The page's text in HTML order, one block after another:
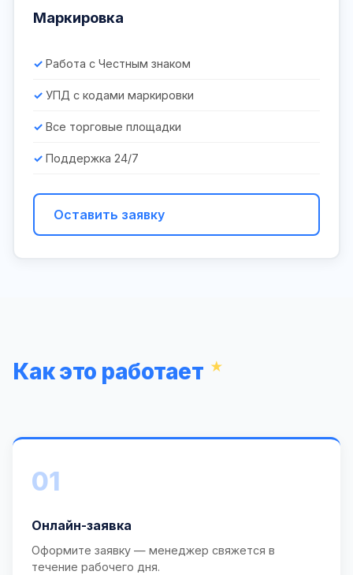
Маркировка
Работа с Честным знаком
УПД с кодами маркировки
Все торговые площадки
Поддержка 24/7
Оставить заявку
Как это работает
01
Онлайн-заявка
Оформите заявку — менеджер свяжется в
течение рабочего дня.